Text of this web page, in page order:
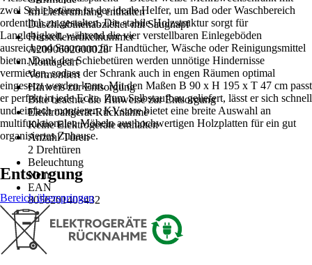
Im Lieferumfang enthalten
Duschkabinenabzieher mit Saugnapf
Herstellerartikelnummer
A2090602000028
Montageart
Vormontiert
Hinweis zur Entsorgung
Bitte beachte die Hinweise zur Entsorgung
Elektroaltgerät-Rücknahme
Keine Elektrogeräte enthalten
Anzahl Türen
2 Drehtüren
Beleuchtung
Nein
EAN
8056201403432
zwei Schiebetüren ist der ideale Helfer, um Bad oder Waschbereich
ordentlich zu gestalten. Die stabile Holzstruktur sorgt für
Langlebigkeit, während die vier verstellbaren Einlegeböden
ausreichend Stauraum für Handtücher, Wäsche oder Reinigungsmittel
bieten. Dank der Schiebetüren werden unnötige Hindernisse
vermieden, sodass der Schrank auch in engen Räumen optimal
eingesetzt werden kann. Mit den Maßen B 90 x H 195 x T 47 cm passt
er perfekt in jede Ecke. Zum Selbstaufbau geliefert, lässt er sich schnell
und einfach montieren. KVstore bietet eine breite Auswahl an
multifunktionalen Möbeln aus hochwertigen Holzplatten für ein gut
organisiertes Zuhause.
Entsorgung
Bereich überspringen